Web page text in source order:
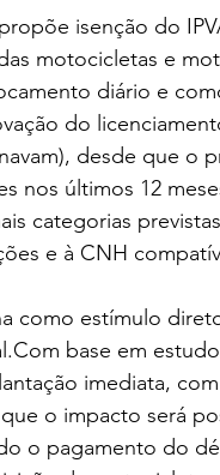
isenção do
motocicletas e
diário e
do
desde que o
nos últimos 12
categorias
e à CNH
como estímulo
base em
imediata,
o impacto será
o pagamento do